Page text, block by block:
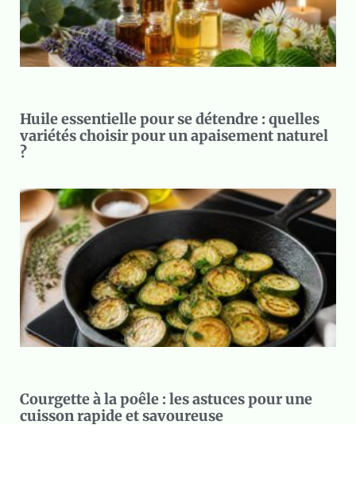
Huile essentielle pour se détendre : quelles
variétés choisir pour un apaisement naturel
?
Courgette à la poêle : les astuces pour une
cuisson rapide et savoureuse